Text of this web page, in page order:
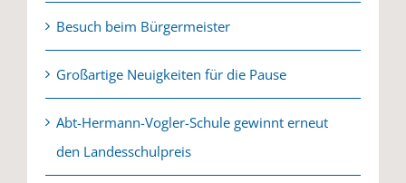
Besuch beim Bürgermeister
Großartige Neuigkeiten für die Pause
Abt-Hermann-Vogler-Schule gewinnt erneut
den Landesschulpreis